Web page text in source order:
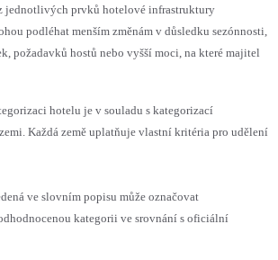
jednotlivých prvků hotelové infrastruktury
podléhat menším změnám v důsledku sezónnosti,
požadavků hostů nebo vyšší moci, na které majitel
hotelu je v souladu s kategorizací
Každá země uplatňuje vlastní kritéria pro udělení
ve slovním popisu může označovat
kategorii ve srovnání s oficiální